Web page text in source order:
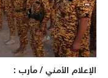
الأمني / مأرب :